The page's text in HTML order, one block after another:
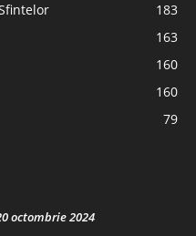
183
163
160
160
79
octombrie 2024